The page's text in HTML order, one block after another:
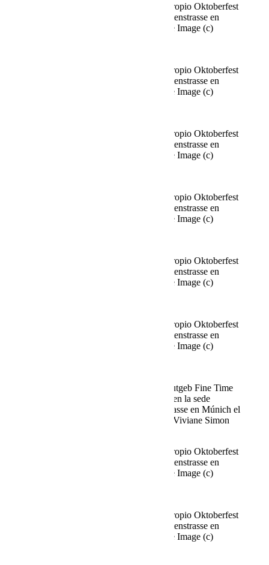
Fine Time Business Club celebra su propio Oktoberfest
en el Käfer Stammhaus en Prinzregentenstrasse en
Múnich el 02.10.2025 Agencia People Image (c)
Fine Time Business Club celebra su propio Oktoberfest
en el Käfer Stammhaus en Prinzregentenstrasse en
Múnich el 02.10.2025 Agencia People Image (c)
Fine Time Business Club celebra su propio Oktoberfest
en el Käfer Stammhaus en Prinzregentenstrasse en
Múnich el 02.10.2025 Agencia People Image (c)
Fine Time Business Club celebra su propio Oktoberfest
en el Käfer Stammhaus en Prinzregentenstrasse en
Múnich el 02.10.2025 Agencia People Image (c)
Fine Time Business Club celebra su propio Oktoberfest
en el Käfer Stammhaus en Prinzregentenstrasse en
Múnich el 02.10.2025 Agencia People Image (c)
Fine Time Business Club celebra su propio Oktoberfest
en el Käfer Stammhaus en Prinzregentenstrasse en
Múnich el 02.10.2025 Agencia People Image (c)
Norbert Dobeleit y amiga Viktoria Leutgeb Fine Time
Business Club celebra su Oktoberfest en la sede
principal de Käfer en Prinzregentenstrasse en Múnich el
02.10.2025 Agency People Image (c) Viviane Simon
Fine Time Business Club celebra su propio Oktoberfest
en el Käfer Stammhaus en Prinzregentenstrasse en
Múnich el 02.10.2025 Agencia People Image (c)
Fine Time Business Club celebra su propio Oktoberfest
en el Käfer Stammhaus en Prinzregentenstrasse en
Múnich el 02.10.2025 Agencia People Image (c)